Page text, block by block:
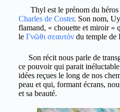
Thyl est le prénom du héros
Charles de Coster. Son nom,
flamand, « chouette et miroir »
le Γνῶθι σεαυτόνdu temple de
Son récit nous parle de
ce pouvoir qui parait
idées reçues le long de nos
peau et qui, formant écrans,
et sa beauté.